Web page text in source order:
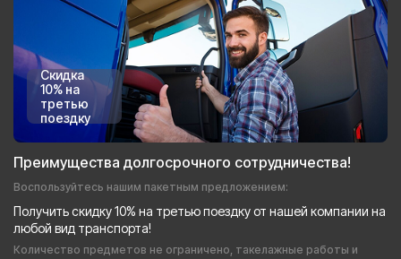
Скидка
10% на
третью
поездку
Преимущества долгосрочного сотрудничества!
Воспользуйтесь нашим пакетным предложением:
Получить скидку 10% на третью поездку от нашей компании на
любой вид транспорта!
Количество предметов не ограничено, такелажные работы и